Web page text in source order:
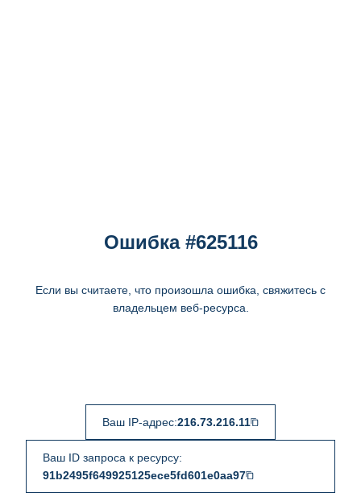
Ошибка #625116
Если вы считаете, что произошла ошибка, свяжитесь с
владельцем веб-ресурса.
Ваш IP-адрес:216.73.216.11
Ваш ID запроса к ресурсу:
91b2495f649925125ece5fd601e0aa97